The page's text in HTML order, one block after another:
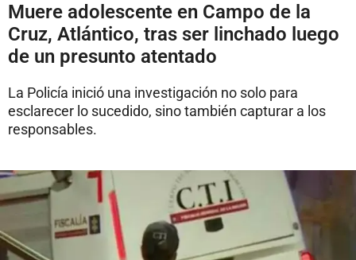
Muere adolescente en Campo de la
Cruz, Atlántico, tras ser linchado luego
de un presunto atentado
La Policía inició una investigación no solo para
esclarecer lo sucedido, sino también capturar a los
responsables.